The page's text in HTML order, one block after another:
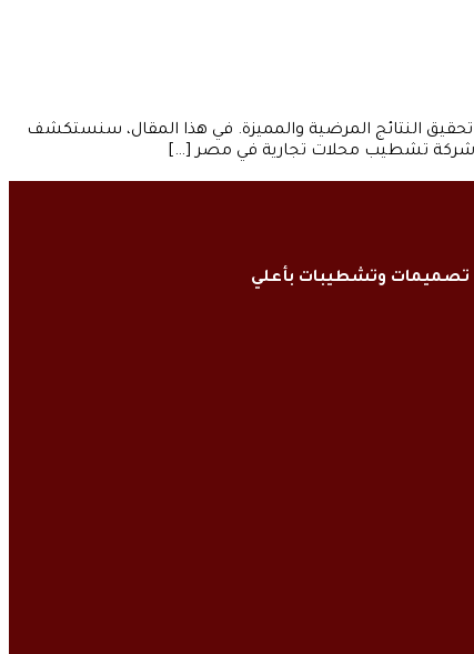
النتائج المرضية والمميزة. في هذا المقال، سنستكشف
شركة تشطيب محلات تجارية في مصر […]
تصميمات وتشطيبات بأعلي